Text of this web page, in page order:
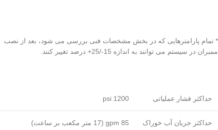
* تمام پارامترهایی که در بخش مشخصات فنی بررسی می شود، بعد از نصب
ممبران در سیستم می توانند به اندازه 15-/25+ درصد تغییر کنند.
حداکثر فشار عملیاتی 1200 psi
حداکثر جریان آب خوراک 85 gpm (17 متر مکعب بر ساعت)